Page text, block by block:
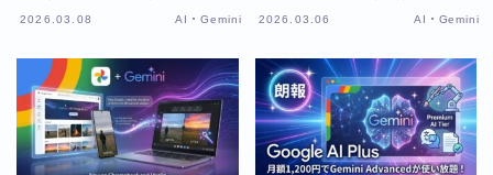
2026.03.08 AI・Gemini 2026.03.06 AI・Gemini